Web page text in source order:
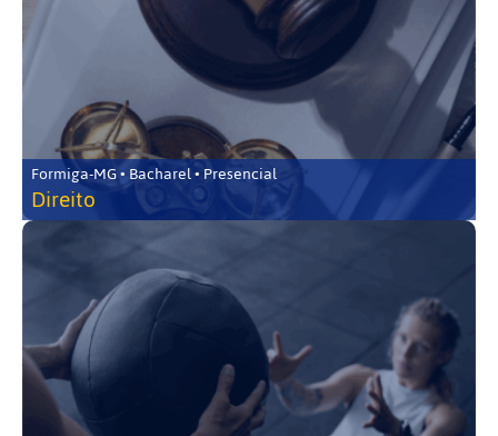
Formiga-MG • Bacharel • Presencial
Direito